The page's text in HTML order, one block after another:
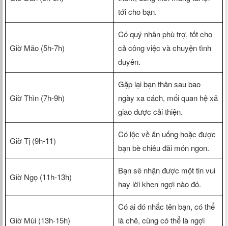
tới cho bạn.
Giờ Mão (5h-7h)
Có quý nhân phù trợ, tốt cho
cả công việc và chuyện tình
duyên.
Giờ Thìn (7h-9h)
Gặp lại bạn thân sau bao
ngày xa cách, mối quan hệ xã
giao được cải thiện.
Giờ Tị (9h-11)
Có lộc về ăn uống hoặc được
bạn bè chiêu đãi món ngon.
Giờ Ngọ (11h-13h)
Bạn sẽ nhận được một tin vui
hay lời khen ngợi nào đó.
Giờ Mùi (13h-15h)
Có ai đó nhắc tên bạn, có thể
là chê, cũng có thể là ngợi